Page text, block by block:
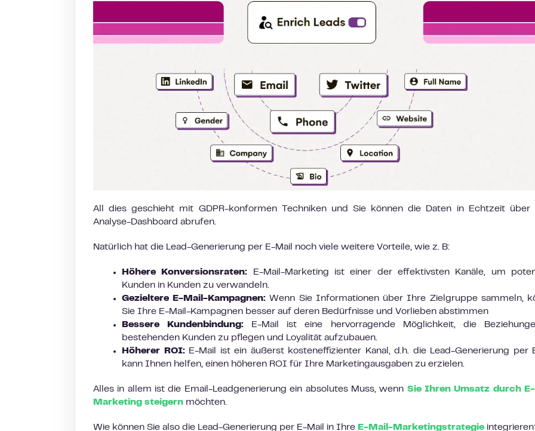
All dies geschieht mit GDPR-konformen Techniken und Sie können die Daten in Echtzeit über
Analyse-Dashboard abrufen.
Natürlich hat die Lead-Generierung per E-Mail noch viele weitere Vorteile, wie z. B:
Höhere Konversionsraten: E-Mail-Marketing ist einer der effektivsten Kanäle, um
Kunden in Kunden zu verwandeln.
Gezieltere E-Mail-Kampagnen: Wenn Sie Informationen über Ihre Zielgruppe sammeln,
Sie Ihre E-Mail-Kampagnen besser auf deren Bedürfnisse und Vorlieben abstimmen
Bessere Kundenbindung: E-Mail ist eine hervorragende Möglichkeit, die
bestehenden Kunden zu pflegen und Loyalität aufzubauen.
Höherer ROI:E-Mail ist ein äußerst kosteneffizienter Kanal, d.h. die Lead-Generierung per
kann Ihnen helfen, einen höheren ROI für Ihre Marketingausgaben zu erzielen.
Alles in allem ist die Email-Leadgenerierung ein absolutes Muss, wenn Sie Ihren Umsatz durch
Marketing steigern möchten.
Wie können Sie also die Lead-Generierung per E-Mail in Ihre E-Mail-Marketingstrategie